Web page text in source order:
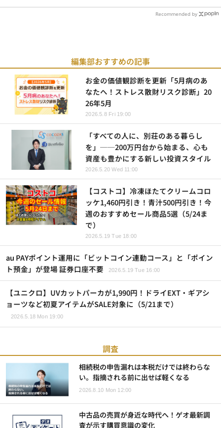
Recommended by
編集部おすすめの記事
お金の価値観診断を更新「5月病のあ
なたへ！ストレス散財リスク診断」20
26年5月
2026.5.8 Fri 19:00
「すべての人に、別荘のある暮らし
を」──200万円台から始まる、心も
資産も豊かにする新しい投資スタイル
2026.5.20 Wed 11:00
【コストコ】冷凍ほたてクリームコロ
ッケ1,460円引き！青汁500円引き！今
週のおすすめセール商品5選（5/24ま
で）
2026.5.19 Tue 18:00
au PAYポイント運用に「ビットコイン連動コース」と「ポイン
ト預金」が登場 証券口座不要
2026.5.19 Tue 16:00
【ユニクロ】UVカットパーカが1,990円！ドライEXT・ギアシ
ョーツなど初夏アイテムがSALE対象に（5/21まで）
2026.5.18 Mon 19:00
調査
相続税の申告漏れは本税だけでは終わらな
い。指摘される前に出せば軽くなる
2026.8.10 Mon 12:00
中古品の売買が身近な時代へ！ゲオ最新調
査が示す購買意識の変化